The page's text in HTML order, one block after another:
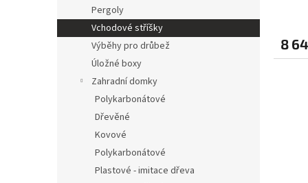
Pergoly
Vchodové stříšky
Výběhy pro drůbež
Úložné boxy
Zahradní domky
Polykarbonátové
Dřevěné
Kovové
Polykarbonátové
Plastové - imitace dřeva
8